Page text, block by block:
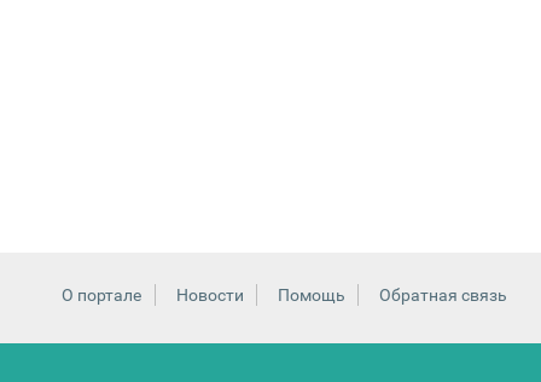
О портале Новости Помощь Обратная связь